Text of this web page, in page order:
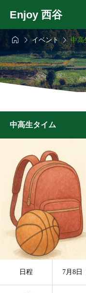
Enjoy 西谷
 イベント中高
中高生タイム
日程 7月8日